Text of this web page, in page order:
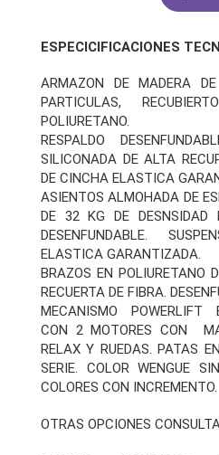
ESPECICIFICACIONES
ARMAZON DE MADERA
PARTICULAS,
POLIURETANO.
RESPALDO
SILICONADA DE ALTA
DE CINCHA ELASTICA
ASIENTOS ALMOHADA DE
DE 32 KG DE DESNSIDAD
DESENFUNDABLE.
ELASTICA GARANTIZADA.
BRAZOS EN POLIURETANO
RECUERTA DE FIBRA.
MECANISMO POWERLIFT
CON 2 MOTORES CON
RELAX Y RUEDAS. PATAS
SERIE. COLOR WENGUE
COLORES CON INCREMENTO.
OTRAS OPCIONES